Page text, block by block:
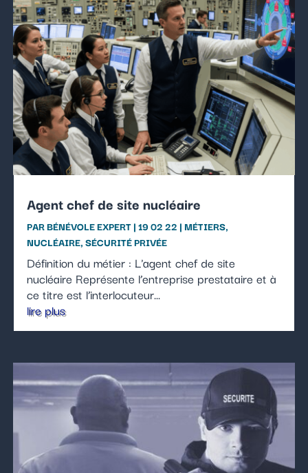
Agent chef de site nucléaire
PARBÉNÉVOLE EXPERT|19 02 22 | MÉTIERS,
NUCLÉAIRE,SÉCURITÉ PRIVÉE
Définition du métier : L'agent chef de site
nucléaire Représente l’entreprise prestataire et à
ce titre est l’interlocuteur...
lire plus